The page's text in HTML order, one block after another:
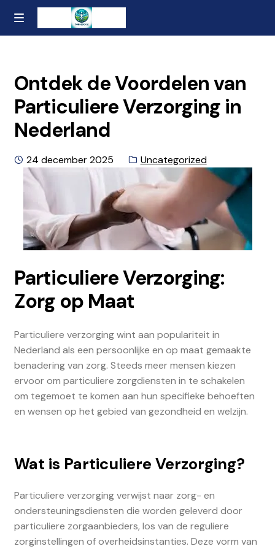
Ga
naar
Naar
de
MENU
Contact
Over ons
Ontdek de Voordelen van
Particuliere Verzorging in
Nederland
Geplaatst
op
24 december 2025 Categorie:
Uncategorized
Particuliere Verzorging:
Zorg op Maat
Particuliere verzorging wint aan populariteit in
Nederland als een persoonlijke en op maat gemaakte
benadering van zorg. Steeds meer mensen kiezen
ervoor om particuliere zorgdiensten in te schakelen
om tegemoet te komen aan hun specifieke behoeften
en wensen op het gebied van gezondheid en welzijn.
Wat is Particuliere Verzorging?
Particuliere verzorging verwijst naar zorg- en
ondersteuningsdiensten die worden geleverd door
particuliere zorgaanbieders, los van de reguliere
zorginstellingen of overheidsinstanties. Deze vorm van